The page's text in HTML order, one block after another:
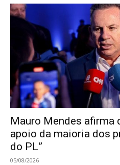
Mauro Mendes afirma
apoio da maioria dos
do PL”
05/08/2026